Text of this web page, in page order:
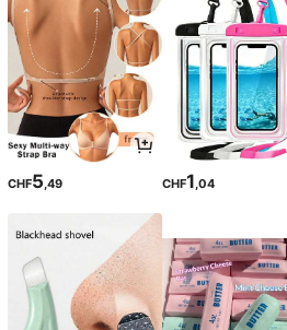
CHF5,49 CHF1,04